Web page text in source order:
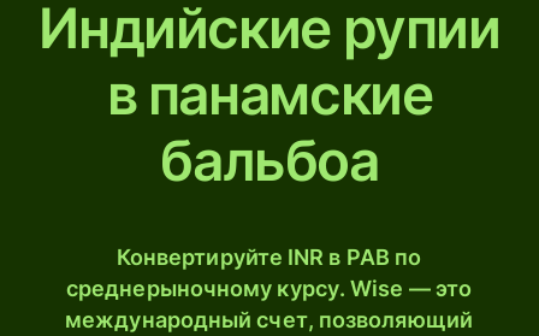
Индийские рупии
в панамские
бальбоа
Конвертируйте INR в PAB по
среднерыночному курсу. Wise — это
международный счет, позволяющий